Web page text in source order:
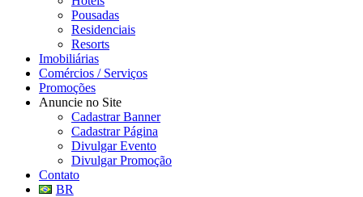
Pousadas
Residenciais
Resorts
Imobiliárias
Comércios / Serviços
Promoções
Anuncie no Site
Cadastrar Banner
Cadastrar Página
Divulgar Evento
Divulgar Promoção
Contato
BR